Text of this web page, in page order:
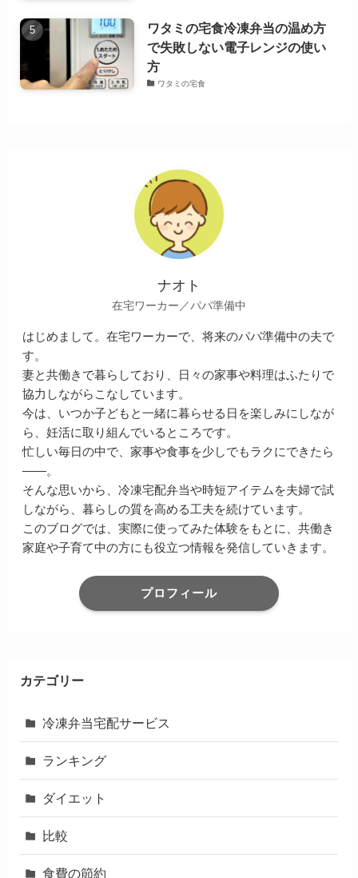
ワタミの宅食冷凍弁当の温め方
で失敗しない電子レンジの使い
方
ワタミの宅食
ナオト
在宅ワーカー／パパ準備中
はじめまして。在宅ワーカーで、将来のパパ準備中の夫で
す。
妻と共働きで暮らしており、日々の家事や料理はふたりで
協力しながらこなしています。
今は、いつか子どもと一緒に暮らせる日を楽しみにしなが
ら、妊活に取り組んでいるところです。
忙しい毎日の中で、家事や食事を少しでもラクにできたら
――。
そんな思いから、冷凍宅配弁当や時短アイテムを夫婦で試
しながら、暮らしの質を高める工夫を続けています。
このブログでは、実際に使ってみた体験をもとに、共働き
家庭や子育て中の方にも役立つ情報を発信していきます。
プロフィール
カテゴリー
冷凍弁当宅配サービス
ランキング
ダイエット
比較
食費の節約